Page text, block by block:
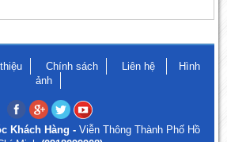
Chính sách Liên hệ
Hình
ảnh
Khách Hàng - Viễn Thông Thành Phố Hồ